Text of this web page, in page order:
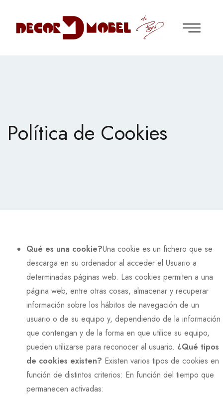
Política de Cookies
Qué es una cookie?Una cookie es un fichero que se
descarga en su ordenador al acceder el Usuario a
determinadas páginas web. Las cookies permiten a una
página web, entre otras cosas, almacenar y recuperar
información sobre los hábitos de navegación de un
usuario o de su equipo y, dependiendo de la información
que contengan y de la forma en que utilice su equipo,
pueden utilizarse para reconocer al usuario. ¿Qué tipos
de cookies existen? Existen varios tipos de cookies en
función de distintos criterios: En función del tiempo que
permanecen activadas: